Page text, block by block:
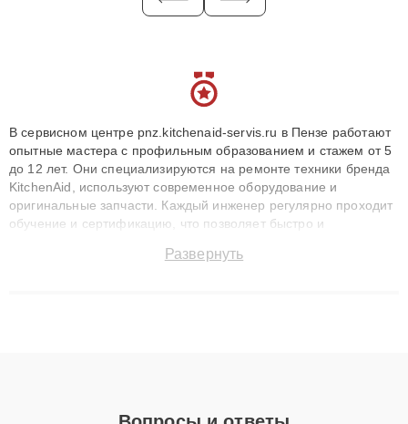
В сервисном центре pnz.kitchenaid-servis.ru в Пензе работают
опытные мастера с профильным образованием и стажем от 5
до 12 лет. Они специализируются на ремонте техники бренда
KitchenAid, используют современное оборудование и
оригинальные запчасти. Каждый инженер регулярно проходит
обучение и сертификацию, что позволяет быстро и
сохранением гарантии до 3 лет. Наши мастера решают
Развернуть